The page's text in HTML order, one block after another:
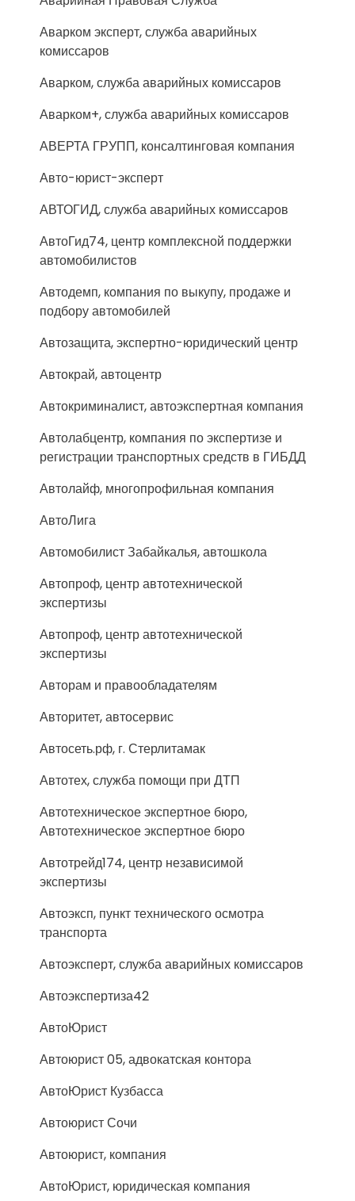
Аварком эксперт, служба аварийных
комиссаров
Аварком, служба аварийных комиссаров
Аварком+, служба аварийных комиссаров
АВЕРТА ГРУПП, консалтинговая компания
Авто-юрист-эксперт
АВТОГИД, служба аварийных комиссаров
АвтоГид74, центр комплексной поддержки
автомобилистов
Автодемп, компания по выкупу, продаже и
подбору автомобилей
Автозащита, экспертно-юридический центр
Автокрай, автоцентр
Автокриминалист, автоэкспертная компания
Автолабцентр, компания по экспертизе и
регистрации транспортных средств в ГИБДД
Автолайф, многопрофильная компания
АвтоЛига
Автомобилист Забайкалья, автошкола
Автопроф, центр автотехнической
экспертизы
Автопроф, центр автотехнической
экспертизы
Авторам и правообладателям
Авторитет, автосервис
Автосеть.рф, г. Стерлитамак
Автотех, служба помощи при ДТП
Автотехническое экспертное бюро,
Автотехническое экспертное бюро
Автотрейд174, центр независимой
экспертизы
Автоэксп, пункт технического осмотра
транспорта
Автоэксперт, служба аварийных комиссаров
Автоэкспертиза42
АвтоЮрист
Автоюрист 05, адвокатская контора
АвтоЮрист Кузбасса
Автоюрист Сочи
Автоюрист, компания
АвтоЮрист, юридическая компания